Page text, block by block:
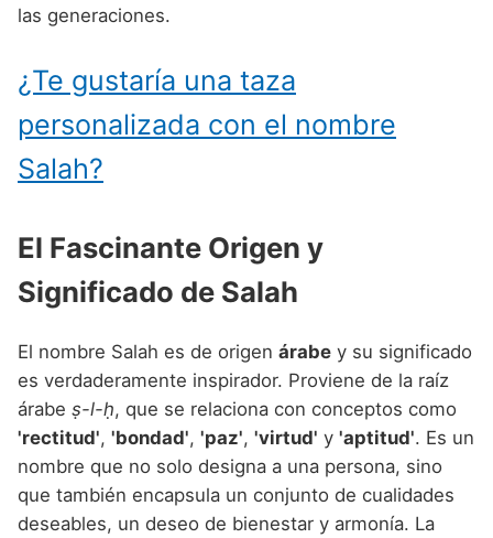
Nombres de niño que empiezan por K
Nombres de niño que empiezan por M
Nombres de niño que empiezan por N
Nombres de niño que empiezan por Q
Nombres de niño que empiezan por S
Nombres de niño que empiezan por T
Nombres de niño que empiezan por U
Nombres de niño que empiezan por V
Nombres de niño que empiezan por W
Nombres de Niño Gallegos
Nombres de Niño Navarros
Nombres de Niño Italianos
Nombres de Niño Japoneses
Nombres de Niño Judíos
Nombres de Niño Rumanos
Nombres de Niño Rusos
las generaciones.
¿Te gustaría una taza
personalizada con el nombre
Salah?
El Fascinante Origen y
Significado de Salah
El nombre Salah es de origen árabe y su significado
es verdaderamente inspirador. Proviene de la raíz
árabe ṣ-l-ḥ, que se relaciona con conceptos como
'rectitud', 'bondad', 'paz', 'virtud' y 'aptitud'. Es un
nombre que no solo designa a una persona, sino
que también encapsula un conjunto de cualidades
deseables, un deseo de bienestar y armonía. La